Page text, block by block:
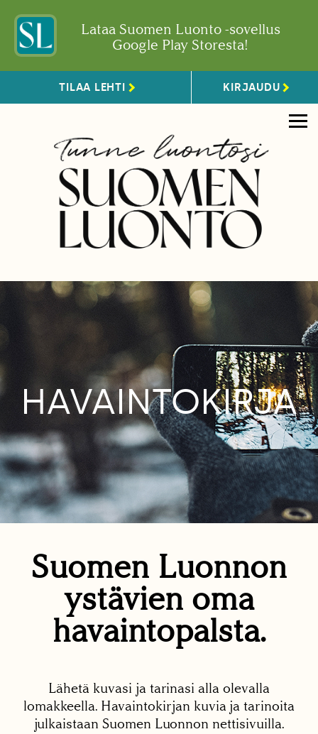
Lataa Suomen Luonto -sovellus
Google Play Storesta!
TILAA LEHTI KIRJAUDU
HAVAINTOKIRJA
Suomen Luonnon
ystävien oma
havaintopalsta.
Lähetä kuvasi ja tarinasi alla olevalla
lomakkeella. Havaintokirjan kuvia ja tarinoita
julkaistaan Suomen Luonnon nettisivuilla.